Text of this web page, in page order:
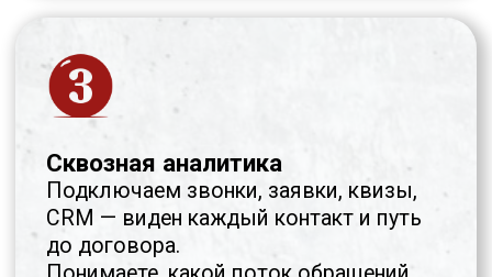
Пройдите простой квиз за 2 минуты,
и мы отправим ссылку на видео-
привела к кратному росту выручки;
обеспечили результат.